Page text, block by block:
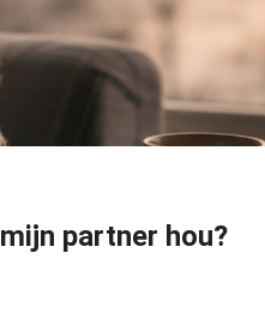
partner hou?